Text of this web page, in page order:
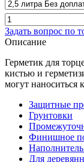
Задать вопрос по
Описание
Герметик для
кистью и
могут наноситься
Защитные
Грунтовки
Финишное
Для